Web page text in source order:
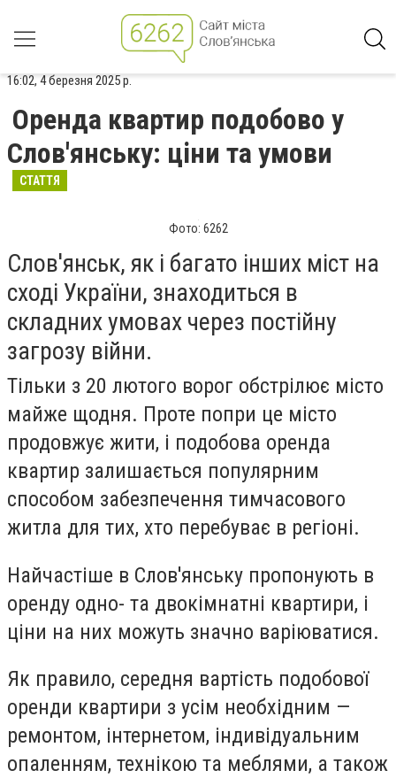
16:02, 4 березня 2025 р.
Оренда квартир подобово у
Слов'янську: ціни та умови
СТАТТЯ
Фото: 6262
Слов'янськ, як і багато інших міст на
сході України, знаходиться в
складних умовах через постійну
загрозу війни.
Тільки з 20 лютого ворог обстрілює місто
майже щодня. Проте попри це місто
продовжує жити, і подобова оренда
квартир залишається популярним
способом забезпечення тимчасового
житла для тих, хто перебуває в регіоні.
Найчастіше в Слов'янську пропонують в
оренду одно- та двокімнатні квартири, і
ціни на них можуть значно варіюватися.
Як правило, середня вартість подобової
оренди квартири з усім необхідним —
ремонтом, інтернетом, індивідуальним
опаленням, технікою та меблями, а також